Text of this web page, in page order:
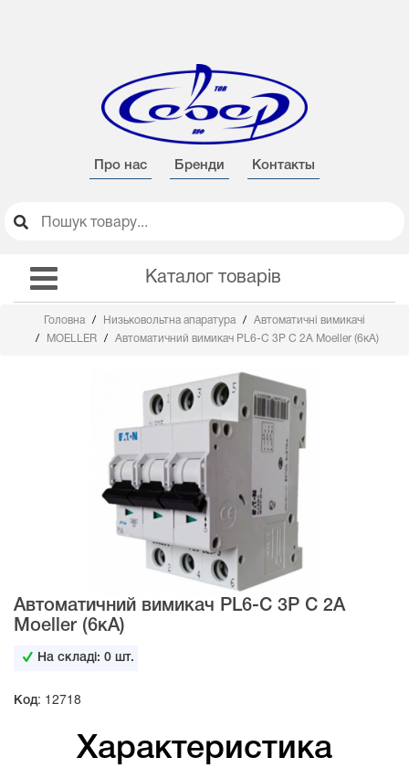
Про нас Бренди Контакты
Каталог товарів
Головна Низьковольтна апаратура
Автоматичні вимикачі
MOELLER
Автоматичний вимикач PL6-C 3Р C 2А Moeller (6кА)
Автоматичний вимикач PL6-C 3Р C 2А
Moeller (6кА)
На складі:0 шт.
Код: 12718
Характеристика